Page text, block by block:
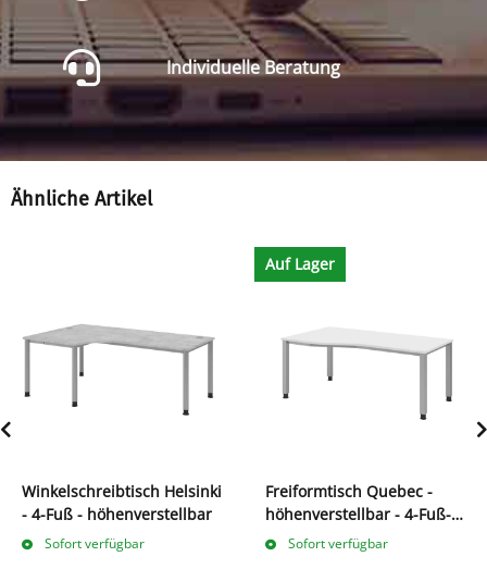
Individuelle Beratung
Ähnliche Artikel
Winkelschreibtisch Helsinki
- 4-Fuß - höhenverstellbar
Sofort verfügbar
Auf Lager
Freiformtisch Quebec -
höhenverstellbar - 4-Fuß-
GestellSofort verfügbar